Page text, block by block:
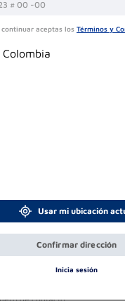
tu ubicación y
según la cobertura
continuar aceptas los Términos y
Usar mi ubicación
Confirmar dirección
Inicia sesión